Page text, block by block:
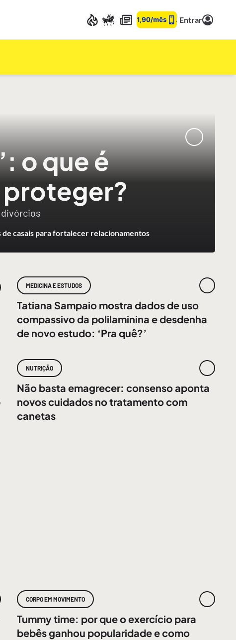
Entrar
o que é
proteger?
casais para fortalecer relacionamentos
MEDICINA E ESTUDOS
Tatiana Sampaio mostra dados de uso
compassivo da polilaminina e desdenha
de novo estudo: ‘Pra quê?’
NUTRIÇÃO
Não basta emagrecer: consenso aponta
novos cuidados no tratamento com
canetas
CORPO EM MOVIMENTO
Tummy time: por que o exercício para
bebês ganhou popularidade e como